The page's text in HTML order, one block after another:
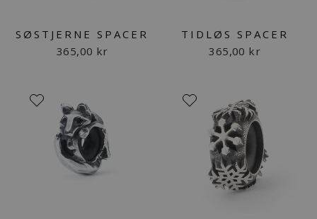
SØSTJERNE SPACER
365,00 kr
TIDLØS SPACER
365,00 kr